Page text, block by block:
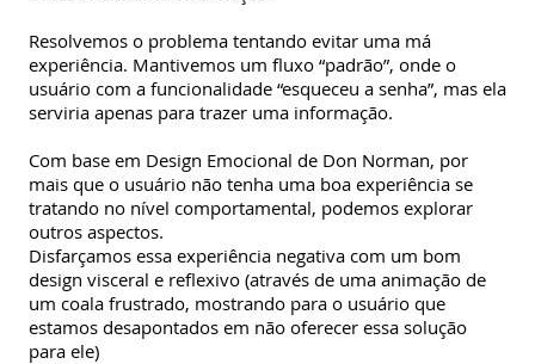
Resolvemos o problema tentando evitar uma má
experiência. Mantivemos um fluxo “padrão”, onde o
usuário com a funcionalidade “esqueceu a senha”, mas ela
serviria apenas para trazer uma informação.
Com base em Design Emocional de Don Norman, por
mais que o usuário não tenha uma boa experiência se
tratando no nível comportamental, podemos explorar
outros aspectos.
Disfarçamos essa experiência negativa com um bom
design visceral e reflexivo (através de uma animação de
um coala frustrado, mostrando para o usuário que
estamos desapontados em não oferecer essa solução
para ele)